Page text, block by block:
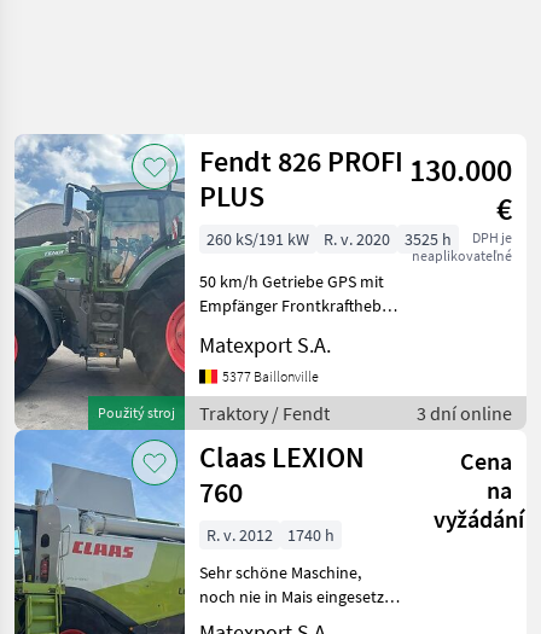
Kategorie Země Filtry
VYBRAT
KATEGORII
poľnohospodárska technika
51
stavebná technika
4
ZNAČKY
John
Deere
Claas
New
Obnovit
Zobrazit
55
výsledků
Použitý stroj
Fendt 826 PROFI
PLUS
130.000
€
DPH je
neaplikovateľné
260 kS/191 kW R. v. 2020
3525 h
50 km/h Getriebe GPS mit
Empfänger Frontkraftheber
Gefederte Kabine und
Vorderachse
Reifendruckregelanlage
VarioGrip Komplette
Anhängevorrich
Matexport S.A.
5377 Baillonville
Traktory / Fendt 3 dní online
Claas LEXION
760
Cena
na
vyžádání
R. v. 2012
1740 h
Sehr schöne Maschine,
noch nie in Mais eingesetzt,
komplett überholt,